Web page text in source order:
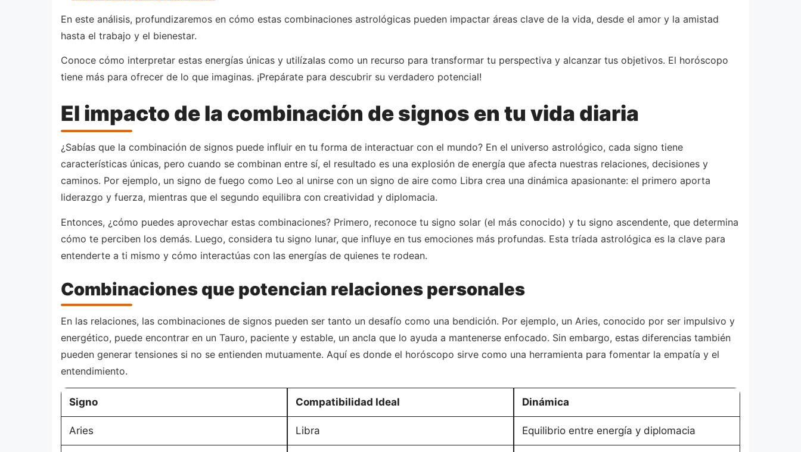
En este análisis, profundizaremos en cómo estas combinaciones astrológicas pueden impactar áreas clave de la vida, desde el amor y la amistad
hasta el trabajo y el bienestar.
Conoce cómo interpretar estas energías únicas y utilízalas como un recurso para transformar tu perspectiva y alcanzar tus objetivos. El horóscopo
tiene más para ofrecer de lo que imaginas. ¡Prepárate para descubrir su verdadero potencial!
El impacto de la combinación de signos en tu vida diaria
¿Sabías que la combinación de signos puede influir en tu forma de interactuar con el mundo? En el universo astrológico, cada signo tiene
características únicas, pero cuando se combinan entre sí, el resultado es una explosión de energía que afecta nuestras relaciones, decisiones y
caminos. Por ejemplo, un signo de fuego como Leo al unirse con un signo de aire como Libra crea una dinámica apasionante: el primero aporta
liderazgo y fuerza, mientras que el segundo equilibra con creatividad y diplomacia.
Entonces, ¿cómo puedes aprovechar estas combinaciones? Primero, reconoce tu signo solar (el más conocido) y tu signo ascendente, que determina
cómo te perciben los demás. Luego, considera tu signo lunar, que influye en tus emociones más profundas. Esta tríada astrológica es la clave para
entenderte a ti mismo y cómo interactúas con las energías de quienes te rodean.
Combinaciones que potencian relaciones personales
En las relaciones, las combinaciones de signos pueden ser tanto un desafío como una bendición. Por ejemplo, un Aries, conocido por ser impulsivo y
energético, puede encontrar en un Tauro, paciente y estable, un ancla que lo ayuda a mantenerse enfocado. Sin embargo, estas diferencias también
pueden generar tensiones si no se entienden mutuamente. Aquí es donde el horóscopo sirve como una herramienta para fomentar la empatía y el
entendimiento.
Signo Compatibilidad Ideal Dinámica
Aries Libra Equilibrio entre energía y diplomacia